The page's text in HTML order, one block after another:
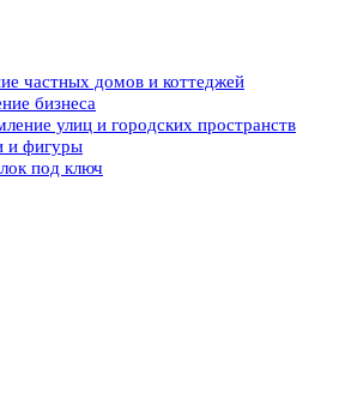
частных домов и коттеджей
бизнеса
улиц и городских пространств
и фигуры
под ключ